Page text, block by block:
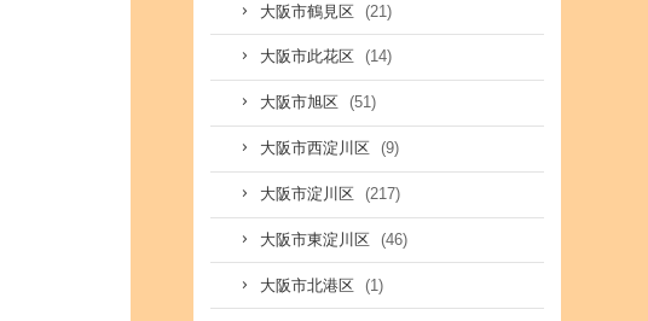
大阪市鶴見区 (21)
大阪市此花区 (14)
大阪市旭区 (51)
大阪市西淀川区 (9)
大阪市淀川区 (217)
大阪市東淀川区 (46)
大阪市北港区 (1)